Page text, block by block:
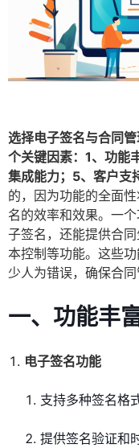
选择电子签名与合同
个关键因素：1、功能
集成能力；5、客户支
的，因为功能的全面
名的效率和效果。一
子签名，还能提供合
本控制等功能。这些
少人为错误，确保合同
一、功能丰
电子签名功能
支持多种签名格
提供签名验证和